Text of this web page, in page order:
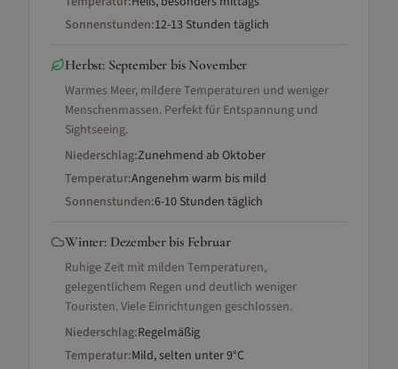
Sonnenstunden:12-13 Stunden täglich
Herbst: September bis November
Warmes Meer, mildere Temperaturen und weniger
Menschenmassen. Perfekt für Entspannung und
Sightseeing.
Niederschlag:Zunehmend ab Oktober
Temperatur:Angenehm warm bis mild
Sonnenstunden:6-10 Stunden täglich
Winter: Dezember bis Februar
Ruhige Zeit mit milden Temperaturen,
gelegentlichem Regen und deutlich weniger
Touristen. Viele Einrichtungen geschlossen.
Niederschlag:Regelmäßig
Temperatur:Mild, selten unter 9°C